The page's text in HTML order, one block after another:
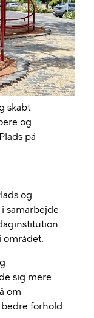
skabt
og
på
og
samarbejde
området.
sig mere
om
forhold